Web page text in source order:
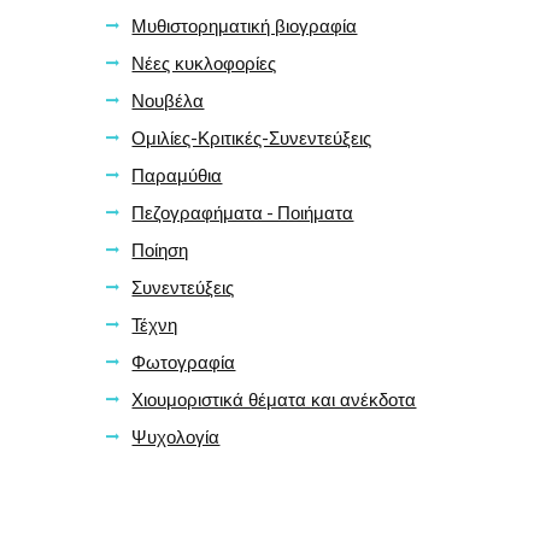
Μυθιστορηματική βιογραφία
Νέες κυκλοφορίες
Νουβέλα
Ομιλίες-Κριτικές-Συνεντεύξεις
Παραμύθια
Πεζογραφήματα - Ποιήματα
Ποίηση
Συνεντεύξεις
Τέχνη
Φωτογραφία
Χιουμοριστικά θέματα και ανέκδοτα
Ψυχολογία